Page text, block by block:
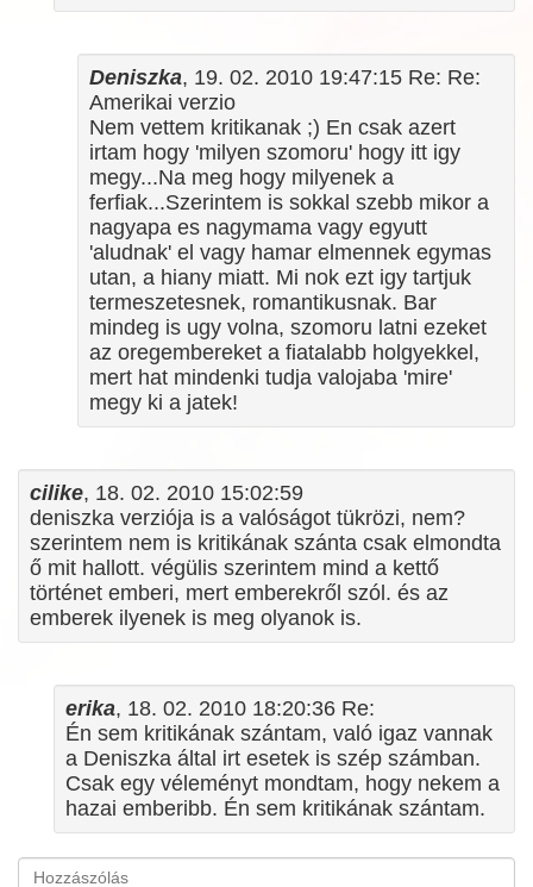
Deniszka, 19. 02. 2010 19:47:15 Re: Re:
Amerikai verzio
Nem vettem kritikanak ;) En csak azert
irtam hogy 'milyen szomoru' hogy itt igy
megy...Na meg hogy milyenek a
ferfiak...Szerintem is sokkal szebb mikor a
nagyapa es nagymama vagy egyutt
'aludnak' el vagy hamar elmennek egymas
utan, a hiany miatt. Mi nok ezt igy tartjuk
termeszetesnek, romantikusnak. Bar
mindeg is ugy volna, szomoru latni ezeket
az oregembereket a fiatalabb holgyekkel,
mert hat mindenki tudja valojaba 'mire'
megy ki a jatek!
cilike, 18. 02. 2010 15:02:59
deniszka verziója is a valóságot tükrözi, nem?
szerintem nem is kritikának szánta csak elmondta
ő mit hallott. végülis szerintem mind a kettő
történet emberi, mert emberekről szól. és az
emberek ilyenek is meg olyanok is.
erika, 18. 02. 2010 18:20:36 Re:
Én sem kritikának szántam, való igaz vannak
a Deniszka által irt esetek is szép számban.
Csak egy véleményt mondtam, hogy nekem a
hazai emberibb. Én sem kritikának szántam.